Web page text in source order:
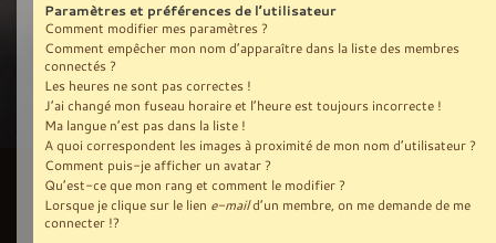
Paramètres et préférences de l’utilisateur
Comment modifier mes paramètres ?
Comment empêcher mon nom d’apparaître dans la liste des membres
connectés ?
Les heures ne sont pas correctes !
J’ai changé mon fuseau horaire et l’heure est toujours incorrecte !
Ma langue n’est pas dans la liste !
A quoi correspondent les images à proximité de mon nom d’utilisateur ?
Comment puis-je afficher un avatar ?
Qu’est-ce que mon rang et comment le modifier ?
Lorsque je clique sur le lien e-maild’un membre, on me demande de me
connecter !?